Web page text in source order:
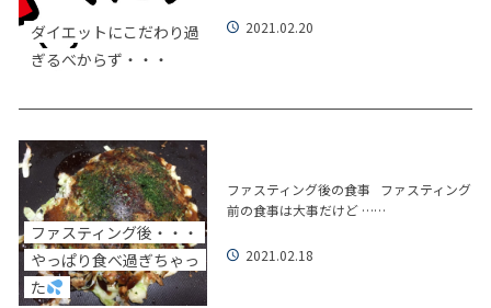
ダイエットにこだわり過
ぎるべからず・・・
2021.02.20
ファスティング後・・・
やっぱり食べ過ぎちゃっ
た
ファスティング後の食事 ファスティング
前の食事は大事だけど ……
2021.02.18